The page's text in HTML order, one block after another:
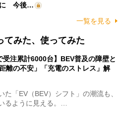
に 今後…
一覧を見る
てみた、使ってみた
受注累計6000台】BEV普及の障壁と
離の不安」「充電のストレス」解
「EV（BEV）シフト」の潮流も、
るように見える。…